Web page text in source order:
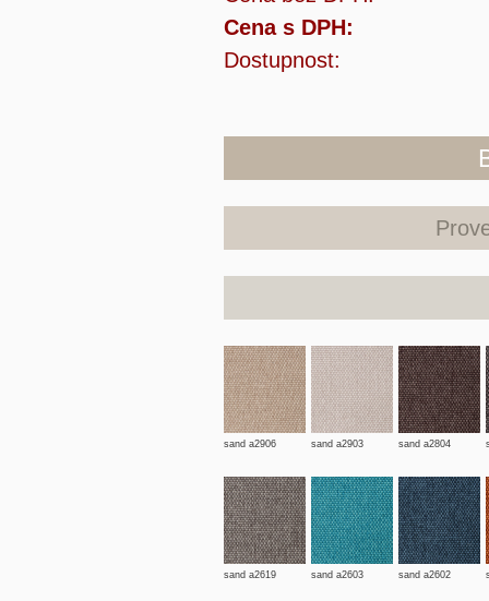
Cena s DPH:
Dostupnost:
sand a2906 sand a2903 sand a2804
sand a2619 sand a2603 sand a2602